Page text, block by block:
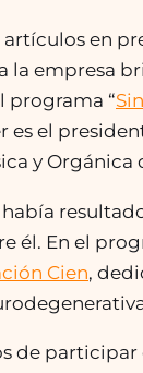
en
la empresa
programa “
es el
y
él. En el
Cien,
de